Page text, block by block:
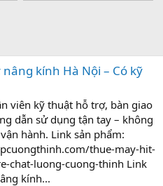
kính Hà Nội – Có kỹ
viên kỹ thuật hỗ trợ, bàn giao
dẫn sử dụng tận tay – không
hành. Link sản phẩm:
thue-may-hit-
chat-luong-cuong-thinh Link
kính...